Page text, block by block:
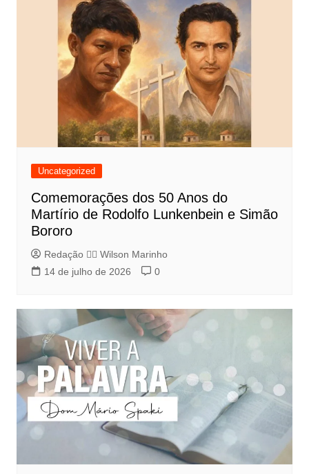
Uncategorized
Comemorações dos 50 Anos do
Martírio de Rodolfo Lunkenbein e Simão
Bororo
Redação 👨‍⚖️​ Wilson Marinho
14 de julho de 2026
0